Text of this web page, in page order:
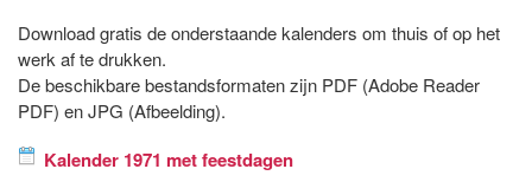
Download gratis de onderstaande kalenders om thuis of op het
werk af te drukken.
De beschikbare bestandsformaten zijn PDF (Adobe Reader
PDF) en JPG (Afbeelding).
Kalender 1971 met feestdagen